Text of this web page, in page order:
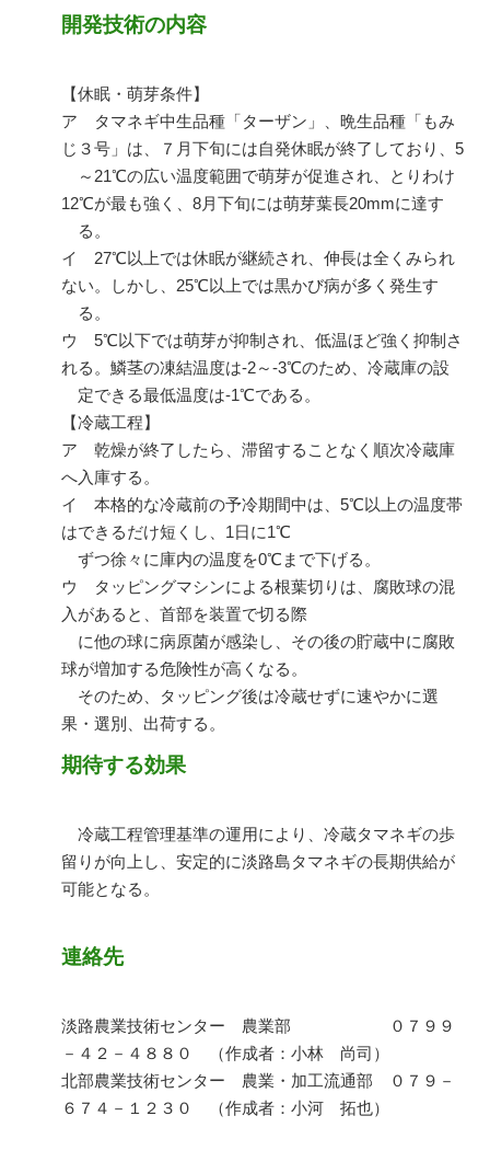
開発技術の内容
【休眠・萌芽条件】
ア タマネギ中生品種「ターザン」、晩生品種「もみ
じ３号」は、７月下旬には自発休眠が終了しており、 5
～ 21℃の広い温度範囲で萌芽が促進され、とりわけ
12℃が最も強く、 8月下旬には萌芽葉長20mmに達す
る。
イ 27℃以上では休眠が継続され、伸長は全くみられ
ない。しかし、 25℃以上では黒かび病が多く発生す
る。
ウ 5℃以下では萌芽が抑制され、低温ほど強く抑制さ
れる。鱗茎の凍結温度は-2～-3℃のため、冷蔵庫の設
定できる最低温度は-1℃である。
【冷蔵工程】
ア 乾燥が終了したら、滞留することなく順次冷蔵庫
へ入庫する。
イ 本格的な冷蔵前の予冷期間中は、 5℃以上の温度帯
はできるだけ短くし、 1日に1℃
ずつ徐々に庫内の温度を0℃まで下げる。
ウ タッピングマシンによる根葉切りは、腐敗球の混
入があると、首部を装置で切る際
に他の球に病原菌が感染し、その後の貯蔵中に腐敗
球が増加する危険性が高くなる。
そのため、タッピング後は冷蔵せずに速やかに選
果・選別、出荷する。
期待する効果
冷蔵工程管理基準の運用により、冷蔵タマネギの歩
留りが向上し、安定的に淡路島タマネギの長期供給が
可能となる。
連絡先
淡路農業技術センター 農業部 ０７９９
－４２－４８８０ （作成者：小林 尚司）
北部農業技術センター 農業・加工流通部 ０７９－
６７４－１２３０ （作成者：小河 拓也）